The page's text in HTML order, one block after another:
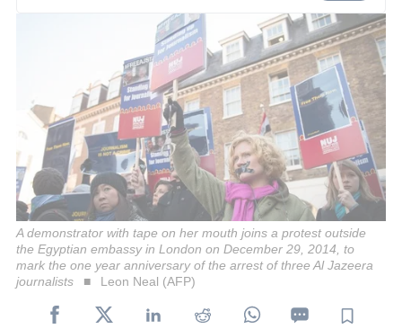
A demonstrator with tape on her mouth joins a protest outside
the Egyptian embassy in London on December 29, 2014, to
mark the one year anniversary of the arrest of three Al Jazeera
journalists
Leon Neal (AFP)